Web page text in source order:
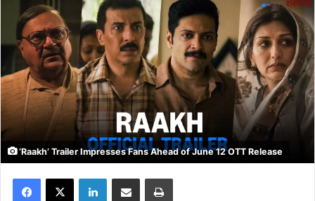
‘Raakh’ Trailer Impresses Fans Ahead of June 12 OTT Release
Facebook
X LinkedInShare via Email Print